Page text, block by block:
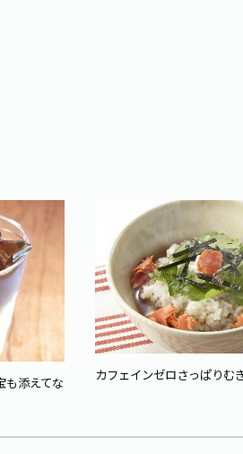
も添えてな
カフェインゼロさっぱりむ